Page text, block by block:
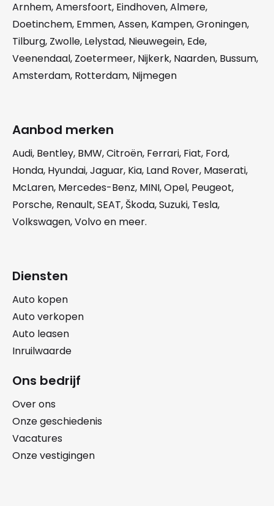
Arnhem,Amersfoort, Eindhoven,Almere,
Doetinchem, Emmen,Assen, Kampen,Groningen,
Tilburg, Zwolle, Lelystad, Nieuwegein, Ede,
Veenendaal, Zoetermeer, Nijkerk, Naarden, Bussum,
Amsterdam, Rotterdam, Nijmegen
Aanbod merken
Audi, Bentley, BMW,Citroën, Ferrari, Fiat, Ford,
Honda, Hyundai,Jaguar, Kia, Land Rover, Maserati,
McLaren, Mercedes-Benz, MINI,Opel, Peugeot,
Porsche, Renault,SEAT, Škoda,Suzuki, Tesla,
Volkswagen,Volvoen meer.
Diensten
Auto kopen
Auto verkopen
Auto leasen
Inruilwaarde
Ons bedrijf
Over ons
Onze geschiedenis
Vacatures
Onze vestigingen